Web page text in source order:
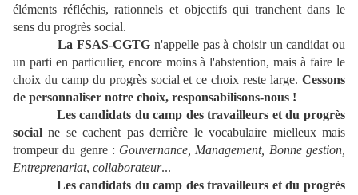
éléments réfléchis, rationnels et objectifs qui tranchent dans le
sens du progrès social.
La FSAS-CGTG n'appelle pas à choisir un candidat ou
un parti en particulier, encore moins à l'abstention, mais à faire le
choix du camp du progrès social et ce choix reste large. Cessons
de personnaliser notre choix, responsabilisons-nous !
Les candidats du camp des travailleurs et du progrès
social ne se cachent pas derrière le vocabulaire mielleux mais
trompeur du genre : Gouvernance, Management, Bonne gestion,
Entreprenariat, collaborateur...
Les candidats du camp des travailleurs et du progrès